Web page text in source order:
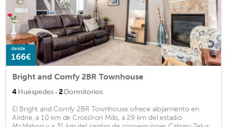
desde
166€
Bright and Comfy 2BR Townhouse
4Huéspedes · 2Dormitorios
El Bright and Comfy 2BR Townhouse ofrece alojamiento en
Airdrie, a 10 km de CrossIron Mills, a 29 km del estadio